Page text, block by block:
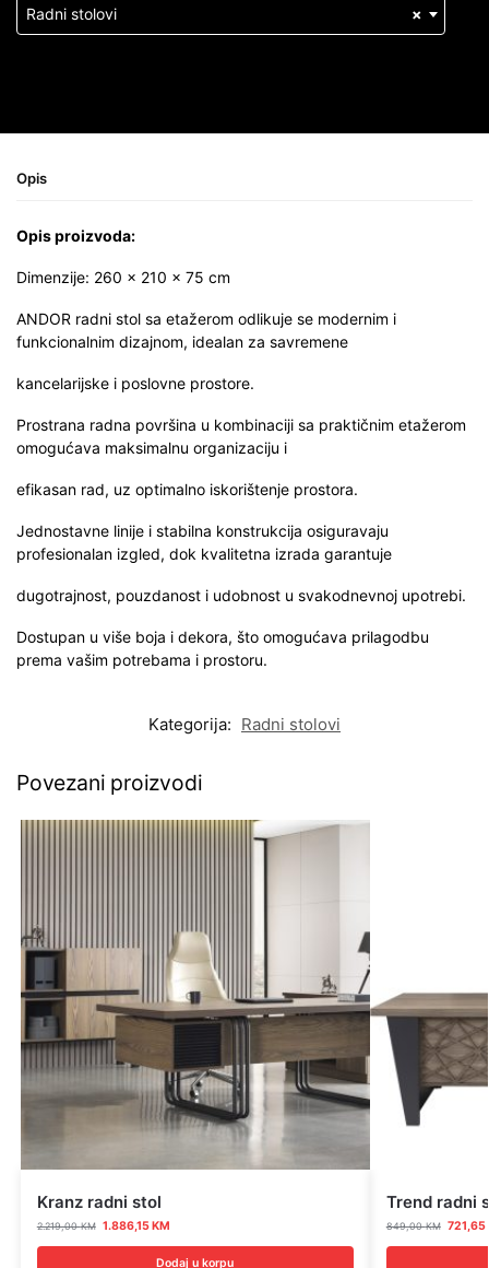
×
Radni stolovi
Opis
Opis proizvoda:
Dimenzije: 260 × 210 × 75 cm
ANDOR radni stol sa etažerom odlikuje se modernim i
funkcionalnim dizajnom, idealan za savremene
kancelarijske i poslovne prostore.
Prostrana radna površina u kombinaciji sa praktičnim etažerom
omogućava maksimalnu organizaciju i
efikasan rad, uz optimalno iskorištenje prostora.
Jednostavne linije i stabilna konstrukcija osiguravaju
profesionalan izgled, dok kvalitetna izrada garantuje
dugotrajnost, pouzdanost i udobnost u svakodnevnoj upotrebi.
Dostupan u više boja i dekora, što omogućava prilagodbu
prema vašim potrebama i prostoru.
Kategorija: Radni stolovi
Povezani proizvodi
Kranz radni stol
2.219,00KM 1.886,15KM
Dodaj u korpu
Trend radni
849,00KM 721,65